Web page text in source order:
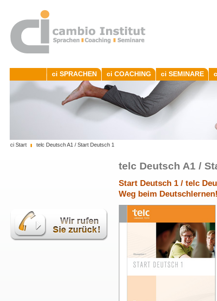
telc Deutsch A1 /
Start Deutsch 1 / telc
Weg beim
ci SPRACHEN ci COACHING ci SEMINARE
ci Start telc Deutsch A1 / Start Deutsch 1